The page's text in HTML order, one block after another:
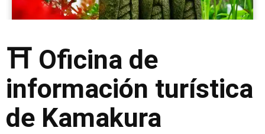
⛩️ Oficina de
información turística
de Kamakura